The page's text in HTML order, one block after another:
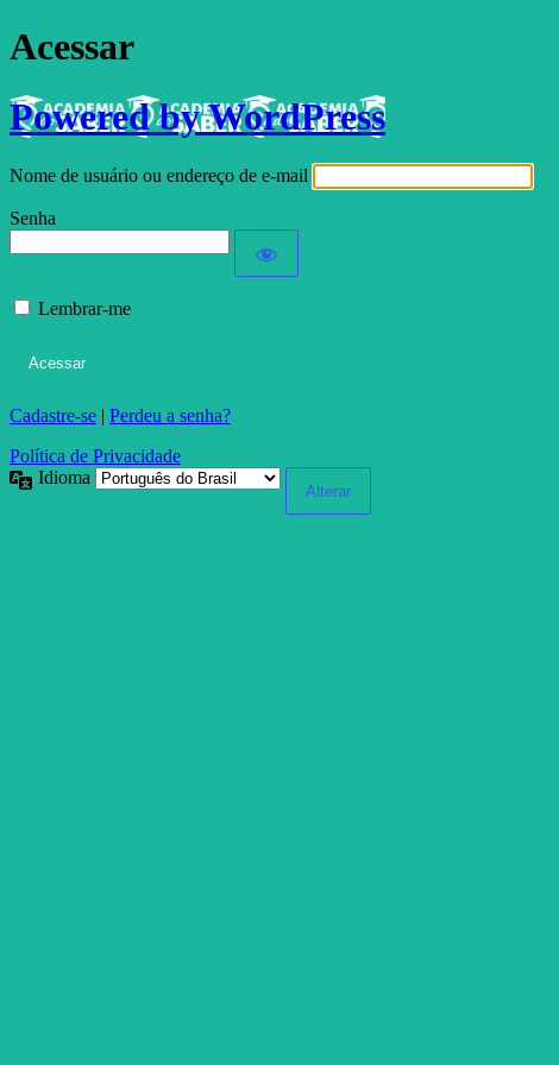
Acessar
Powered by WordPress
Nome de usuário ou endereço de e-mail
Senha
Lembrar-me
Cadastre-se | Perdeu a senha?
Política de Privacidade
Idioma